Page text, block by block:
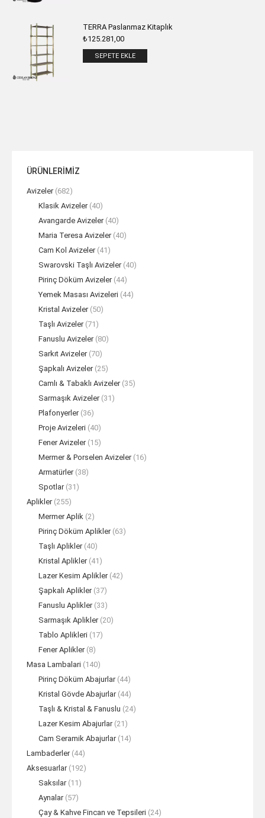
TERRA Paslanmaz Kitaplık
₺125.281,00
SEPETE EKLE
ÜRÜNLERİMİZ
Avizeler (682)
Klasik Avizeler (40)
Avangarde Avizeler (40)
Maria Teresa Avizeler (40)
Cam Kol Avizeler (41)
Swarovski Taşlı Avizeler (40)
Pirinç Döküm Avizeler (44)
Yemek Masası Avizeleri (44)
Kristal Avizeler (50)
Taşlı Avizeler (71)
Fanuslu Avizeler (80)
Sarkıt Avizeler (70)
Şapkalı Avizeler (25)
Camlı & Tabaklı Avizeler (35)
Sarmaşık Avizeler (31)
Plafonyerler (36)
Proje Avizeleri (40)
Fener Avizeler (15)
Mermer & Porselen Avizeler (16)
Armatürler (38)
Spotlar (31)
Aplikler (255)
Mermer Aplik (2)
Pirinç Döküm Aplikler (63)
Taşlı Aplikler (40)
Kristal Aplikler (41)
Lazer Kesim Aplikler (42)
Şapkalı Aplikler (37)
Fanuslu Aplikler (33)
Sarmaşık Aplikler (20)
Tablo Aplikleri (17)
Fener Aplikler (8)
Masa Lambalari (140)
Pirinç Döküm Abajurlar (44)
Kristal Gövde Abajurlar (44)
Taşlı & Kristal & Fanuslu (24)
Lazer Kesim Abajurlar (21)
Cam Seramik Abajurlar (14)
Lambaderler (44)
Aksesuarlar (192)
Saksılar (11)
Aynalar (57)
Çay & Kahve Fincan ve Tepsileri (24)